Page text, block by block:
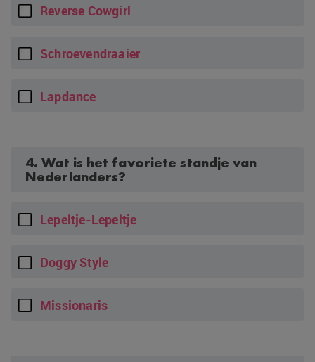
Reverse Cowgirl
Schroevendraaier
Lapdance
4. Wat is het favoriete standje van
Nederlanders?
Lepeltje-Lepeltje
Doggy Style
Missionaris